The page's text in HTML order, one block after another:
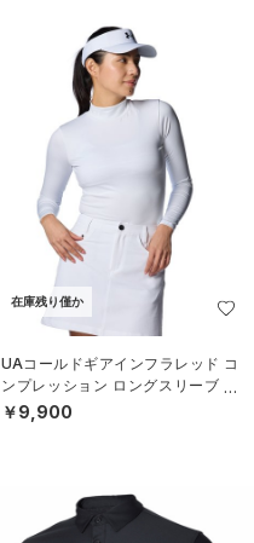
在庫残り僅か
UAコールドギアインフラレッド コ
ンプレッション ロングスリーブ モ
ックネック シャツ（ゴルフ/WOME
￥9,900